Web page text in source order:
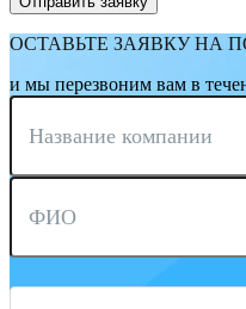
ОСТАВЬТЕ ЗАЯВКУ НА
и мы перезвоним вам в
Название компании
ФИО